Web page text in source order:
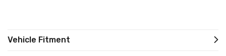
Vehicle Fitment